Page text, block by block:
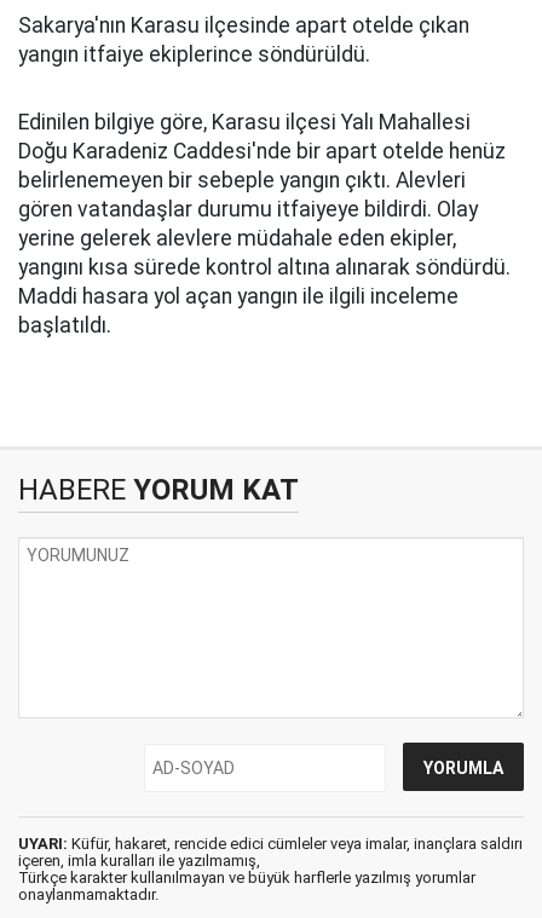
Sakarya'nın Karasu ilçesinde apart otelde çıkan
yangın itfaiye ekiplerince söndürüldü.
Edinilen bilgiye göre, Karasu ilçesi Yalı Mahallesi
Doğu Karadeniz Caddesi'nde bir apart otelde henüz
belirlenemeyen bir sebeple yangın çıktı. Alevleri
gören vatandaşlar durumu itfaiyeye bildirdi. Olay
yerine gelerek alevlere müdahale eden ekipler,
yangını kısa sürede kontrol altına alınarak söndürdü.
Maddi hasara yol açan yangın ile ilgili inceleme
başlatıldı.
HABERE YORUM KAT
UYARI: Küfür, hakaret, rencide edici cümleler veya imalar, inançlara saldırı
içeren, imla kuralları ile yazılmamış,
Türkçe karakter kullanılmayan ve büyük harflerle yazılmış yorumlar
onaylanmamaktadır.